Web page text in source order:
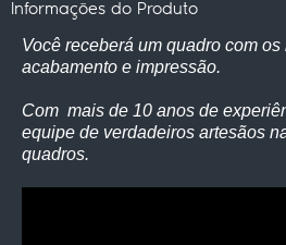
Informações do Produto
Você receberá um quadro com
acabamento e impressão.
Com mais de 10 anos de
equipe de verdadeiros artesãos
quadros.